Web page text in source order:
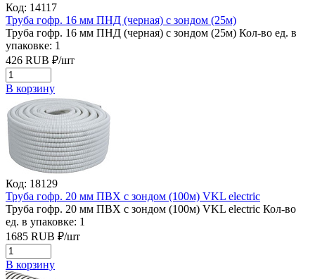
Код: 14117
Труба гофр. 16 мм ПНД (черная) с зондом (25м)
Труба гофр. 16 мм ПНД (черная) с зондом (25м) Кол-во ед. в
упаковке: 1
426 RUB ₽/шт
В корзину
Код: 18129
Труба гофр. 20 мм ПВХ с зондом (100м) VKL electric
Труба гофр. 20 мм ПВХ с зондом (100м) VKL electric Кол-во
ед. в упаковке: 1
1685 RUB ₽/шт
В корзину